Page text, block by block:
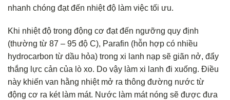
nhanh chóng đạt đến nhiệt độ làm việc tối ưu.
Khi nhiệt độ trong động cơ đạt đến ngưỡng quy định
(thường từ 87 – 95 độ C), Parafin (hỗn hợp có nhiều
hydrocarbon từ dầu hỏa) trong xi lanh nạp sẽ giãn nở, đẩy
thắng lực cản của lò xo. Do vậy làm xi lanh đi xuống. Điều
này khiến van hằng nhiệt mở ra thông đường nước từ
động cơ ra két làm mát. Nước làm mát nóng sẽ được đưa